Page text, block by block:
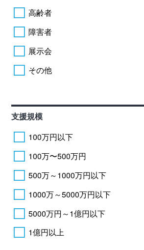
高齢者
障害者
展示会
その他
支援規模
100万円以下
100万〜500万円
500万～1000万円以下
1000万～5000万円以下
5000万円～1億円以下
1億円以上